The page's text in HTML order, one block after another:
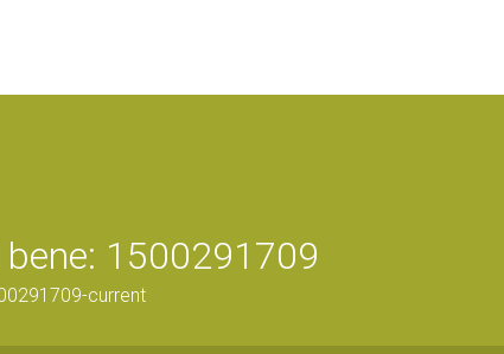
1500291709
current